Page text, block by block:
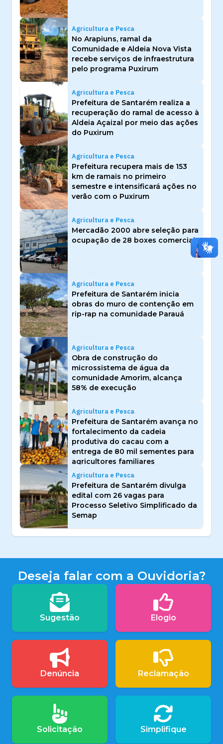
Agricultura e Pesca
No Arapiuns, ramal da
Comunidade e Aldeia Nova Vista
recebe serviços de infraestrutura
pelo programa Puxirum
Agricultura e Pesca
Prefeitura de Santarém realiza a
recuperação do ramal de acesso à
Aldeia Açaizal por meio das ações
do Puxirum
Agricultura e Pesca
Prefeitura recupera mais de 153
km de ramais no primeiro
semestre e intensificará ações no
verão com o Puxirum
Agricultura e Pesca
Mercadão 2000 abre seleção para
ocupação de 28 boxes comerciais
Agricultura e Pesca
Prefeitura de Santarém inicia
obras do muro de contenção em
rip-rap na comunidade Parauá
Agricultura e Pesca
Obra de construção do
microssistema de água da
comunidade Amorim, alcança
58% de execução
Agricultura e Pesca
Prefeitura de Santarém avança no
fortalecimento da cadeia
produtiva do cacau com a
entrega de 80 mil sementes para
agricultores familiares
Agricultura e Pesca
Prefeitura de Santarém divulga
edital com 26 vagas para
Processo Seletivo Simplificado da
Semap
Deseja falar com a Ouvidoria?
Sugestão Elogio
Denúncia Reclamação
Solicitação Simplifique